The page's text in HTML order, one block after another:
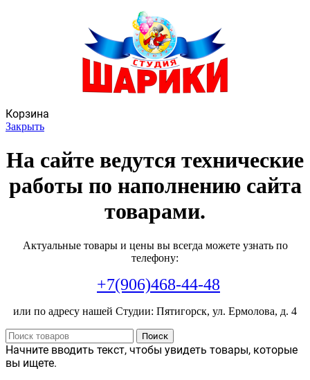
Корзина
Закрыть
На сайте ведутся технические
работы по наполнению сайта
товарами.
Актуальные товары и цены вы всегда можете узнать по
телефону:
+7(906)468-44-48
или по адресу нашей Студии: Пятигорск, ул. Ермолова, д. 4
Поиск
Начните вводить текст, чтобы увидеть товары, которые
вы ищете.